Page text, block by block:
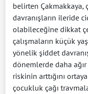
belirten Çakmakkaya,
davranışların ileride
olabileceğine dikkat
çalışmaların küçük
yönelik şiddet
dönemlerde daha
riskinin arttığını
çocukluk çağı